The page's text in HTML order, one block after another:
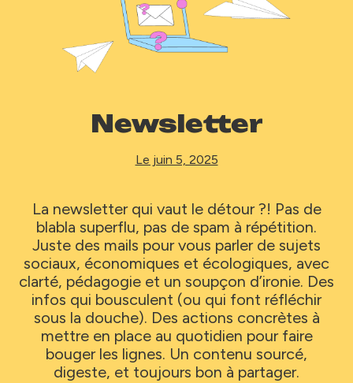
Newsletter
Le juin 5, 2025
La newsletter qui vaut le détour ?! Pas de
blabla superflu, pas de spam à répétition.
Juste des mails pour vous parler de sujets
sociaux, économiques et écologiques, avec
clarté, pédagogie et un soupçon d’ironie. Des
infos qui bousculent (ou qui font réfléchir
sous la douche). Des actions concrètes à
mettre en place au quotidien pour faire
bouger les lignes. Un contenu sourcé,
digeste, et toujours bon à partager.